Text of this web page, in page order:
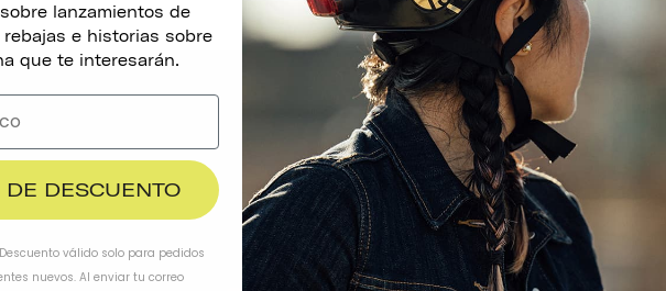
lanzamientos de
e historias sobre
que te interesarán.
DESCUENTO
válido solo para pedidos
nuevos. Al enviar tu correo